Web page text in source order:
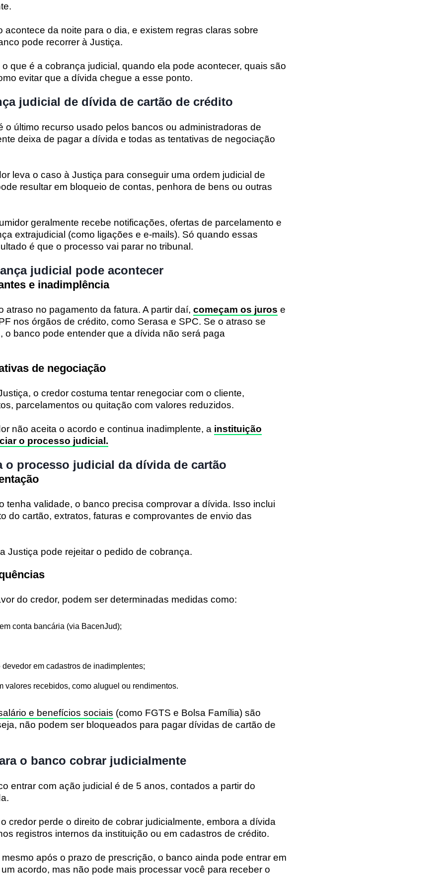
.
acontece da noite para o dia, e existem regras claras sobre
pode recorrer à Justiça.
que é a cobrança judicial, quando ela pode acontecer, quais são
evitar que a dívida chegue a esse ponto.
judicial de dívida de cartão de crédito
o último recurso usado pelos bancos ou administradoras de
deixa de pagar a dívida e todas as tentativas de negociação
leva o caso à Justiça para conseguir uma ordem judicial de
resultar em bloqueio de contas, penhora de bens ou outras
geralmente recebe notificações, ofertas de parcelamento e
extrajudicial (como ligações e e-mails). Só quando essas
é que o processo vai parar no tribunal.
judicial pode acontecer
e inadimplência
atraso no pagamento da fatura. A partir daí, começam os juros e
nos órgãos de crédito, como Serasa e SPC. Se o atraso se
o banco pode entender que a dívida não será paga
de negociação
o credor costuma tentar renegociar com o cliente,
parcelamentos ou quitação com valores reduzidos.
não aceita o acordo e continua inadimplente, a instituição
o processo judicial.
o processo judicial da dívida de cartão
tenha validade, o banco precisa comprovar a dívida. Isso inclui
do cartão, extratos, faturas e comprovantes de envio das
Justiça pode rejeitar o pedido de cobrança.
do credor, podem ser determinadas medidas como:
conta bancária (via BacenJud);
em cadastros de inadimplentes;
valores recebidos, como aluguel ou rendimentos.
e benefícios sociais (como FGTS e Bolsa Família) são
não podem ser bloqueados para pagar dívidas de cartão de
o banco cobrar judicialmente
entrar com ação judicial é de 5 anos, contados a partir do
credor perde o direito de cobrar judicialmente, embora a dívida
registros internos da instituição ou em cadastros de crédito.
após o prazo de prescrição, o banco ainda pode entrar em
acordo, mas não pode mais processar você para receber o